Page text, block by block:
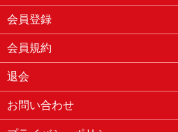
会員登録
会員規約
退会
お問い合わせ